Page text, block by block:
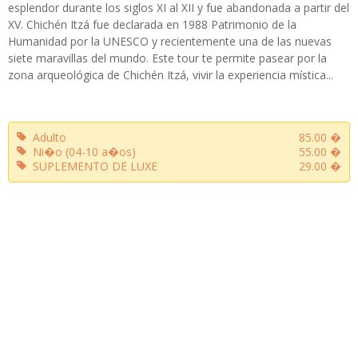
esplendor durante los siglos XI al XII y fue abandonada a partir del
XV. Chichén Itzá fue declarada en 1988 Patrimonio de la
Humanidad por la UNESCO y recientemente una de las nuevas
siete maravillas del mundo. Este tour te permite pasear por la
zona arqueológica de Chichén Itzá, vivir la experiencia mística...
Adulto
85.00 �
Ni�o (04-10 a�os)
55.00 �
SUPLEMENTO DE LUXE
29.00 �